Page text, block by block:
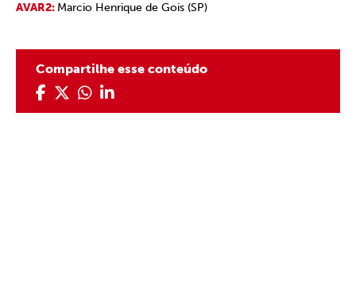
AVAR2: Marcio Henrique de Gois (SP)
Compartilhe esse conteúdo